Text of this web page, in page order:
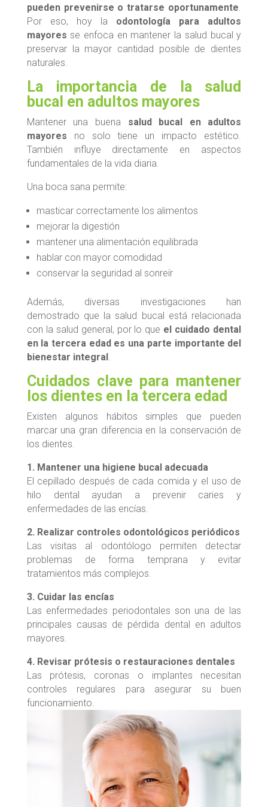
pueden prevenirse o tratarse oportunamente
Por eso, hoy la odontología para adultos
mayores se enfoca en mantener la salud bucal y
preservar la mayor cantidad posible de dientes
naturales.
La importancia de la salud
bucal en adultos mayores
Mantener una buena salud bucal en adultos
mayores no solo tiene un impacto estético.
También influye directamente en aspectos
fundamentales de la vida diaria.
Una boca sana permite:
masticar correctamente los alimentos
mejorar la digestión
mantener una alimentación equilibrada
hablar con mayor comodidad
conservar la seguridad al sonreír
Además, diversas investigaciones han
demostrado que la salud bucal está relacionada
con la salud general, por lo que el cuidado dental
en la tercera edad es una parte importante del
bienestar integral.
Cuidados clave para mantener
los dientes en la tercera edad
Existen algunos hábitos simples que pueden
marcar una gran diferencia en la conservación de
los dientes.
1. Mantener una higiene bucal adecuada
El cepillado después de cada comida y el uso de
hilo dental ayudan a prevenir caries y
enfermedades de las encías.
2. Realizar controles odontológicos periódicos
Las visitas al odontólogo permiten detectar
problemas de forma temprana y evitar
tratamientos más complejos.
3. Cuidar las encías
Las enfermedades periodontales son una de las
principales causas de pérdida dental en adultos
mayores.
4. Revisar prótesis o restauraciones dentales
Las prótesis, coronas o implantes necesitan
controles regulares para asegurar su buen
funcionamiento.